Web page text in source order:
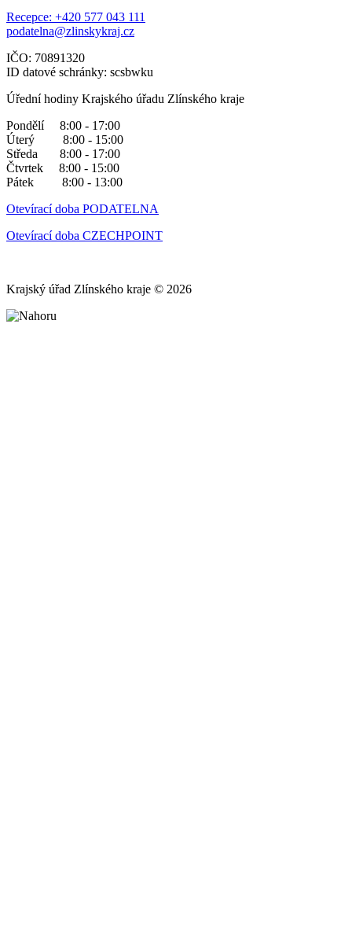
Recepce: +420 577 043 111
podatelna@zlinskykraj.cz
IČO: 70891320
ID datové schránky: scsbwku
Úřední hodiny Krajského úřadu Zlínského kraje
Pondělí 8:00 - 17:00
Úterý 8:00 - 15:00
Středa 8:00 - 17:00
Čtvrtek 8:00 - 15:00
Pátek 8:00 - 13:00
Otevírací doba PODATELNA
Otevírací doba CZECHPOINT
Krajský úřad Zlínského kraje © 2026